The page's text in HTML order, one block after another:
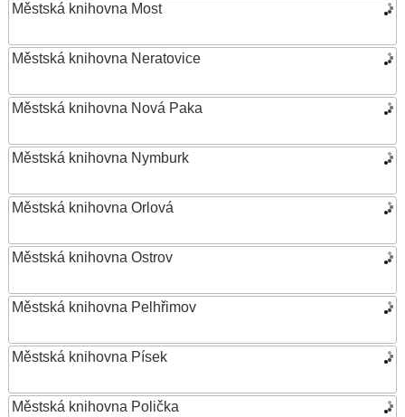
Městská knihovna Most
Městská knihovna Neratovice
Městská knihovna Nová Paka
Městská knihovna Nymburk
Městská knihovna Orlová
Městská knihovna Ostrov
Městská knihovna Pelhřimov
Městská knihovna Písek
Městská knihovna Polička